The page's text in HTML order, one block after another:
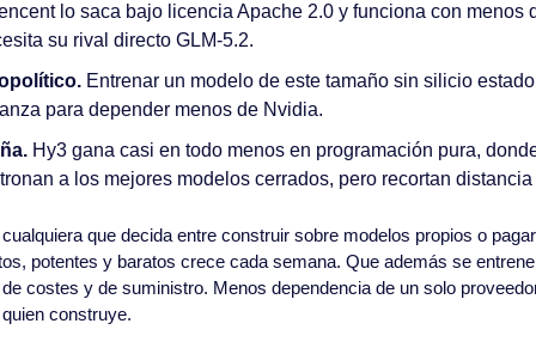
lo saca bajo licencia Apache 2.0 y funciona con menos
su rival directo GLM-5.2.
Entrenar un modelo de este tamaño sin silicio
para depender menos de Nvidia.
Hy3 gana casi en todo menos en programación pura,
a los mejores modelos cerrados, pero recortan distancia
que decida entre construir sobre modelos propios o
potentes y baratos crece cada semana. Que además se
costes y de suministro. Menos dependencia de un solo
construye.